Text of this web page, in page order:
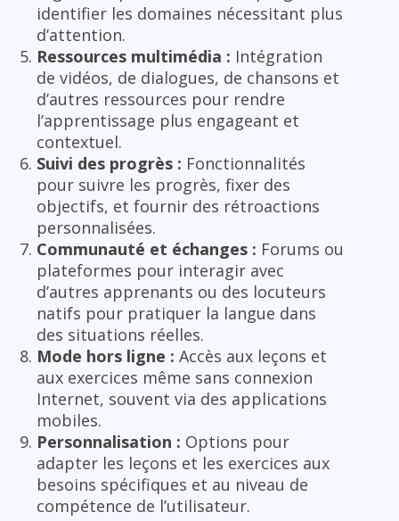
identifier les domaines nécessitant plus
d’attention.
Ressources multimédia : Intégration
de vidéos, de dialogues, de chansons et
d’autres ressources pour rendre
l’apprentissage plus engageant et
contextuel.
Suivi des progrès : Fonctionnalités
pour suivre les progrès, fixer des
objectifs, et fournir des rétroactions
personnalisées.
Communauté et échanges : Forums ou
plateformes pour interagir avec
d’autres apprenants ou des locuteurs
natifs pour pratiquer la langue dans
des situations réelles.
Mode hors ligne : Accès aux leçons et
aux exercices même sans connexion
Internet, souvent via des applications
mobiles.
Personnalisation : Options pour
adapter les leçons et les exercices aux
besoins spécifiques et au niveau de
compétence de l’utilisateur.